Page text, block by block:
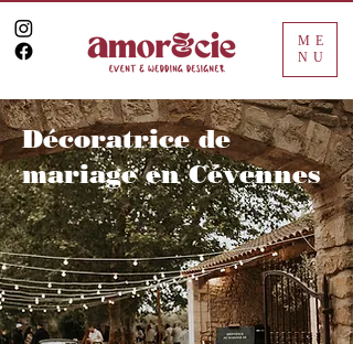
ME
NU
Décoratrice de
mariage en Cévennes